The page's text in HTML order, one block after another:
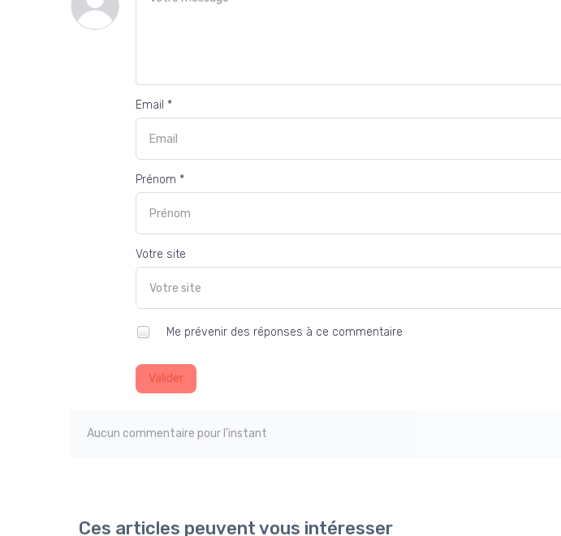
Email *
Prénom *
Votre site
Me prévenir des réponses à ce commentaire
Valider
Aucun commentaire pour l'instant
Ces articles peuvent vous intéresser